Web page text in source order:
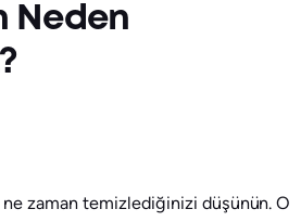
Neden
zaman temizlediğinizi düşünün. O